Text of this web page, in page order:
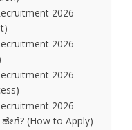
2026 –
2026 –
2026 –
2026 –
(How to Apply)